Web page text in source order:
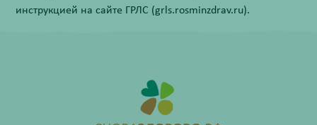
инструкцией на сайте ГРЛС (grls.rosminzdrav.ru).